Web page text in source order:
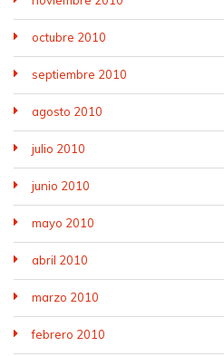
octubre 2010
septiembre 2010
agosto 2010
julio 2010
junio 2010
mayo 2010
abril 2010
marzo 2010
febrero 2010